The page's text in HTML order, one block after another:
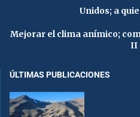
Unidos; a
Mejorar el clima anímico;
II
ÚLTIMAS PUBLICACIONES